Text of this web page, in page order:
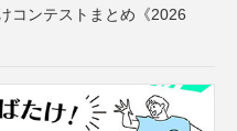
コンテストまとめ《2026